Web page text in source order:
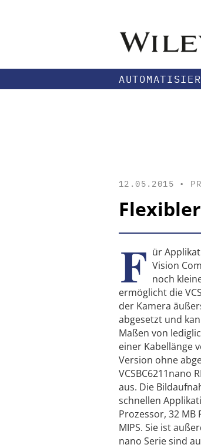
12.05.2015 •
F ür
Vision
noch
ermöglicht die
der Kamera
abgesetzt und
Maßen von
einer Kabellänge
Version ohne
VCSBC6211nano
aus. Die
schnellen
Prozessor, 32 MB
MIPS. Sie ist
nano Serie sind